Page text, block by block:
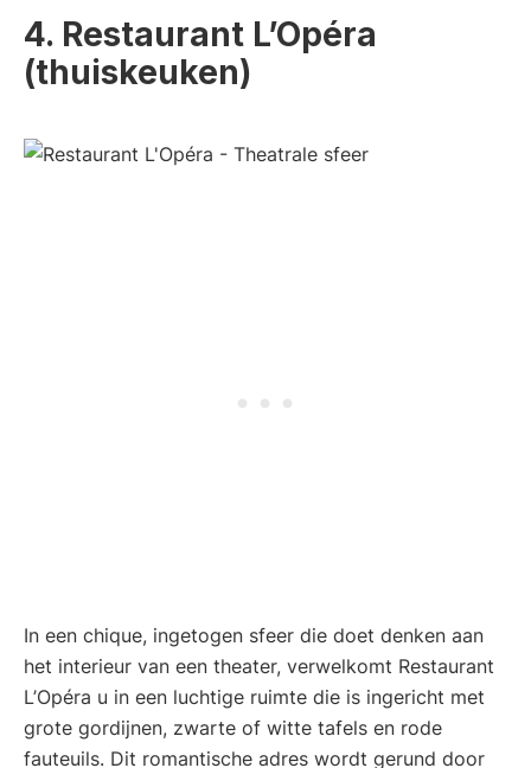
4. Restaurant L’Opéra
(thuiskeuken)
In een chique, ingetogen sfeer die doet denken aan
het interieur van een theater, verwelkomt Restaurant
L’Opéra u in een luchtige ruimte die is ingericht met
grote gordijnen, zwarte of witte tafels en rode
fauteuils. Dit romantische adres wordt gerund door